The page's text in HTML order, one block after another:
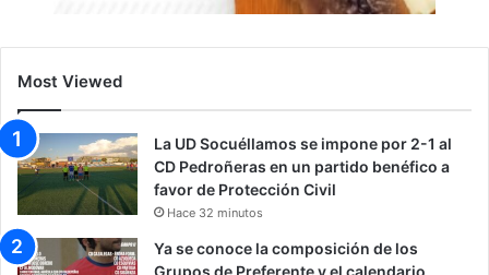
Most Viewed
La UD Socuéllamos se impone por 2-1 al
CD Pedroñeras en un partido benéfico a
favor de Protección Civil
Hace 32 minutos
Ya se conoce la composición de los
Grupos de Preferente y el calendario